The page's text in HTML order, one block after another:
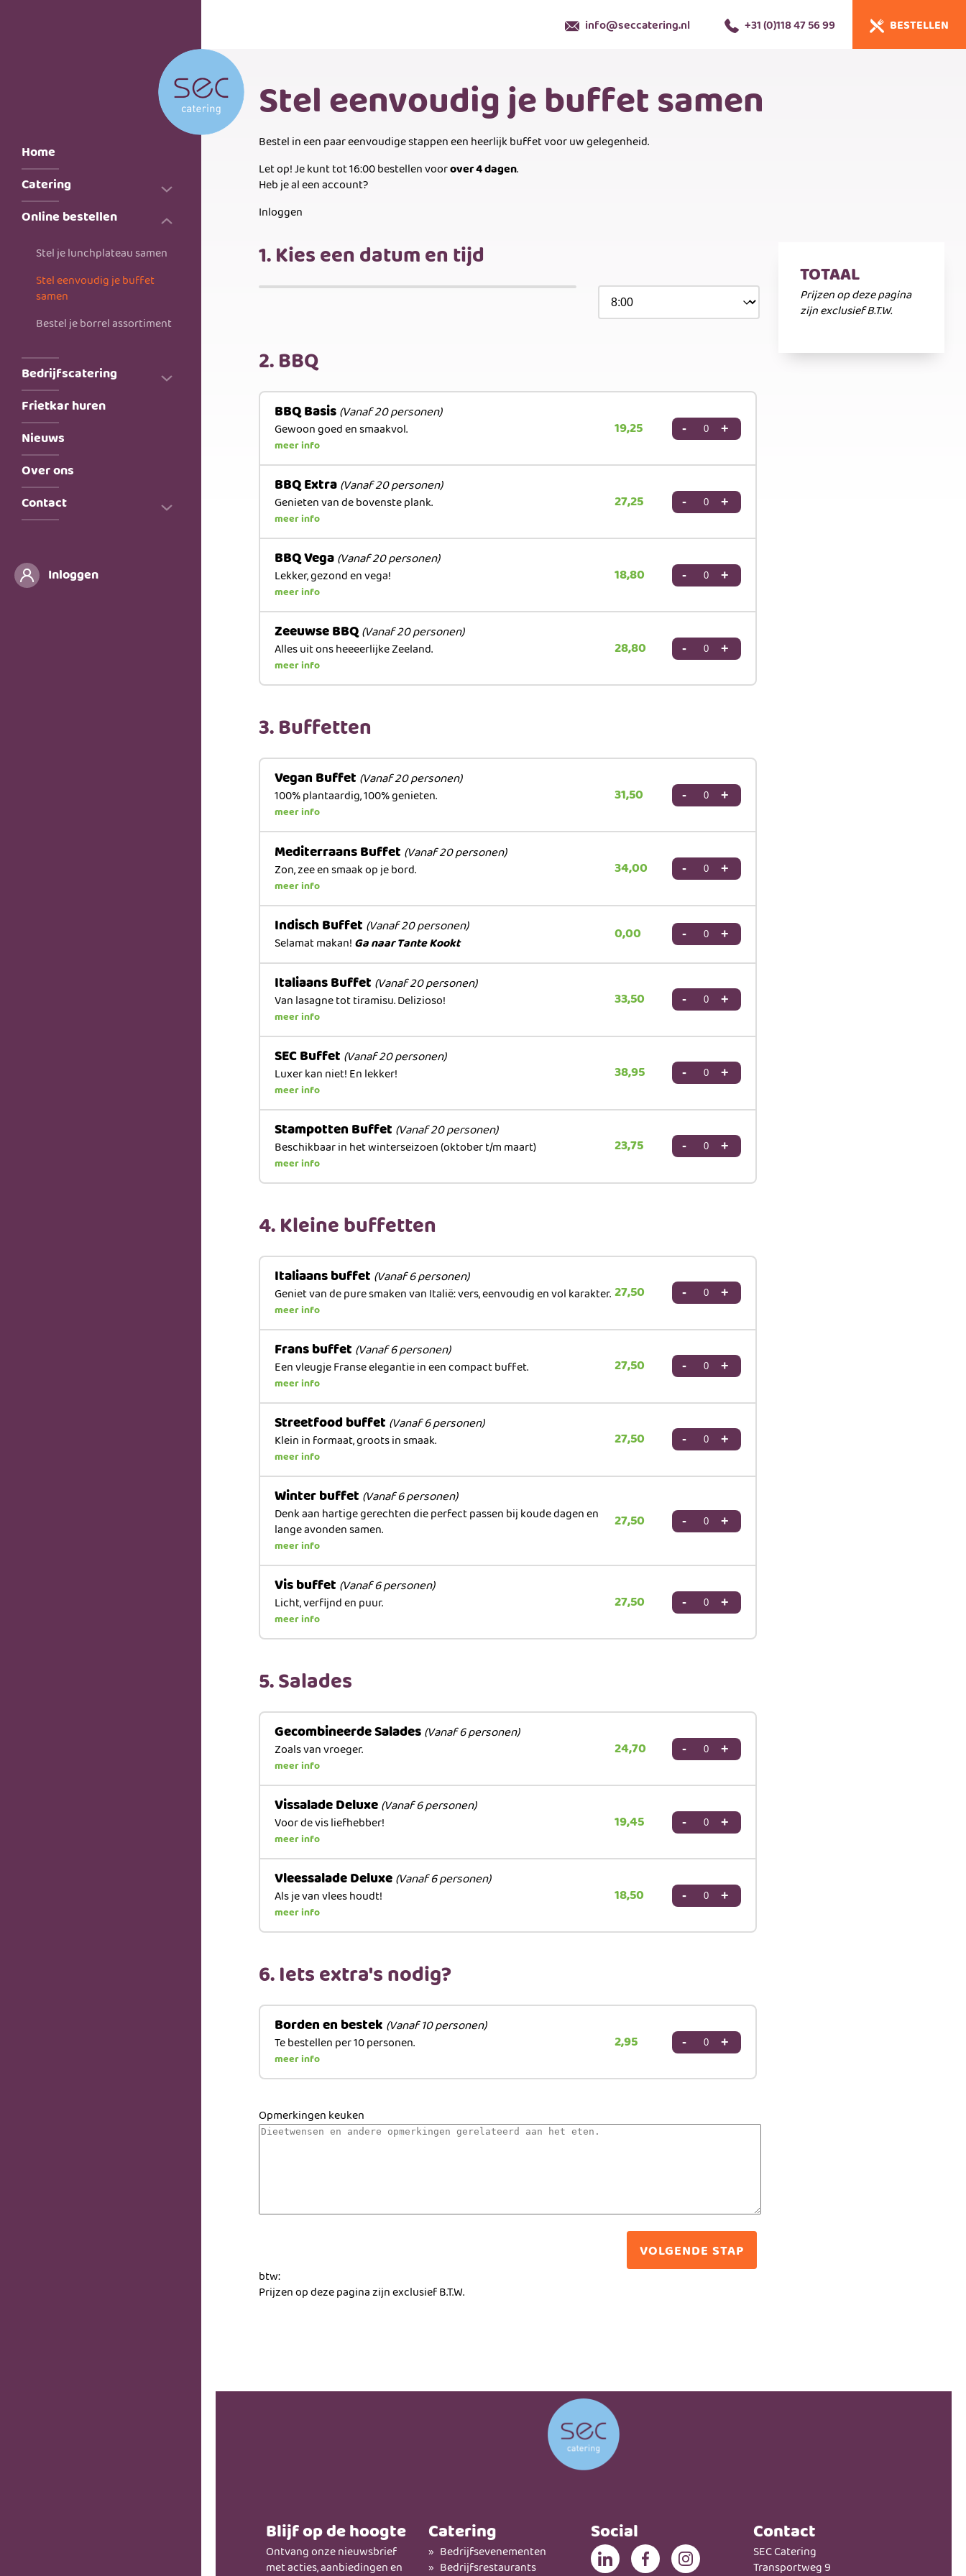
info@seccatering.nl +31 (0)118 47 56 99 BESTELLEN
Home
Catering
Huwelijk
Iets te vieren
Buffetten
Exclusieve locaties
Online bestellen
Stel je lunchplateau samen
Stel eenvoudig je buffet
samen
Bestel je borrel assortiment
Bedrijfscatering
Bedrijfsrestaurants
Bedrijfsevenementen
Frietkar huren
Nieuws
Over ons
Contact
Inloggen
Stel eenvoudig je buffet samen
Bestel in een paar eenvoudige stappen een heerlijk buffet voor uw gelegenheid.
Let op! Je kunt tot 16:00 bestellen voorover 4 dagen.
Heb je al een account?
Inloggen
1. Kies een datum en tijd
2. BBQ
BBQ Basis(Vanaf 20 personen)
Gewoon goed en smaakvol.
meer info
19,25 - +
BBQ Extra(Vanaf 20 personen)
Genieten van de bovenste plank.
meer info
27,25 - +
BBQ Vega(Vanaf 20 personen)
Lekker, gezond en vega!
meer info
18,80 - +
Zeeuwse BBQ(Vanaf 20 personen)
Alles uit ons heeeerlijke Zeeland.
meer info
28,80 - +
3. Buffetten
Vegan Buffet (Vanaf 20 personen)
100% plantaardig, 100% genieten.
meer info
31,50 - +
Mediterraans Buffet (Vanaf 20 personen)
Zon, zee en smaak op je bord.
meer info
34,00 - +
Indisch Buffet (Vanaf 20 personen)
Selamat makan!Ga naar Tante Kookt 0,00 - +
Italiaans Buffet (Vanaf 20 personen)
Van lasagne tot tiramisu. Delizioso!
meer info
33,50 - +
SEC Buffet (Vanaf 20 personen)
Luxer kan niet! En lekker!
meer info
38,95 - +
Stampotten Buffet (Vanaf 20 personen)
Beschikbaar in het winterseizoen (oktober t/m maart)
meer info
23,75 - +
4. Kleine buffetten
Italiaans buffet (Vanaf 6 personen)
Geniet van de pure smaken van Italië: vers, eenvoudig en vol karakter.
meer info
27,50 - +
Frans buffet (Vanaf 6 personen)
Een vleugje Franse elegantie in een compact buffet.
meer info
27,50 - +
Streetfood buffet (Vanaf 6 personen)
Klein in formaat, groots in smaak.
meer info
27,50 - +
Winter buffet (Vanaf 6 personen)
Denk aan hartige gerechten die perfect passen bij koude dagen en
lange avonden samen.
meer info
27,50 - +
Vis buffet (Vanaf 6 personen)
Licht, verfijnd en puur.
meer info
27,50 - +
5. Salades
Gecombineerde Salades(Vanaf 6 personen)
Zoals van vroeger.
meer info
24,70 - +
Vissalade Deluxe(Vanaf 6 personen)
Voor de vis liefhebber!
meer info
19,45 - +
Vleessalade Deluxe(Vanaf 6 personen)
Als je van vlees houdt!
meer info
18,50 - +
6. Iets extra's nodig?
Borden en bestek (Vanaf 10 personen)
Te bestellen per 10 personen.
meer info
2,95 - +
Opmerkingen keuken
VOLGENDE STAP
btw:
Prijzen op deze pagina zijn exclusief B.T.W.
TOTAAL
Prijzen op deze pagina
zijn exclusief B.T.W.
Blijf op de hoogte
Ontvang onze nieuwsbrief
met acties, aanbiedingen en
Catering
Bedrijfsevenementen
Bedrijfsrestaurants
Social Contact
SEC Catering
Transportweg 9